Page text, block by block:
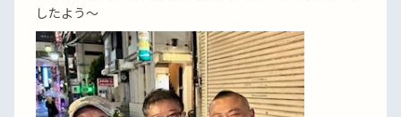
したよう〜